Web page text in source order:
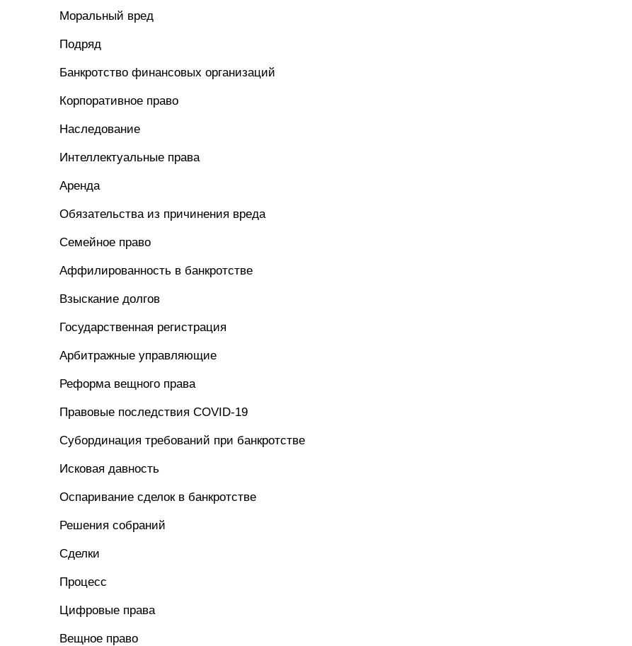
Моральный вред
Подряд
Банкротство финансовых организаций
Корпоративное право
Наследование
Интеллектуальные права
Аренда
Обязательства из причинения вреда
Семейное право
Аффилированность в банкротстве
Взыскание долгов
Государственная регистрация
Арбитражные управляющие
Реформа вещного права
Правовые последствия COVID-19
Субординация требований при банкротстве
Исковая давность
Оспаривание сделок в банкротстве
Решения собраний
Сделки
Процесс
Цифровые права
Вещное право